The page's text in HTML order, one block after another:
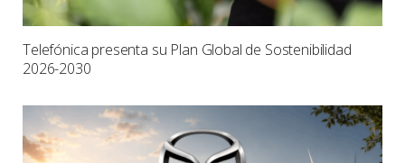
Telefónica presenta su Plan Global de Sostenibilidad
2026-2030